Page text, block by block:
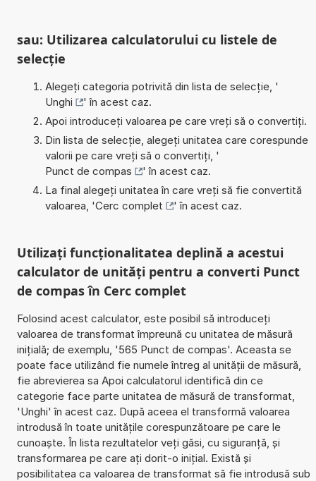
sau: Utilizarea calculatorului cu listele de
selecție
Alegeți categoria potrivită din lista de selecție, '
Unghi
' în acest caz.
Apoi introduceți valoarea pe care vreți să o convertiți.
Din lista de selecție, alegeți unitatea care corespunde
valorii pe care vreți să o convertiți, '
Punct de compas
' în acest caz.
La final alegeți unitatea în care vreți să fie convertită
valoarea, 'Cerc complet ' în acest caz.
Utilizați funcționalitatea deplină a acestui
calculator de unități pentru a converti Punct
de compas în Cerc complet
Folosind acest calculator, este posibil să introduceți
valoarea de transformat împreună cu unitatea de măsură
inițială; de exemplu, '565 Punct de compas'. Aceasta se
poate face utilizând fie numele întreg al unității de măsură,
fie abrevierea sa Apoi calculatorul identifică din ce
categorie face parte unitatea de măsură de transformat,
'Unghi' în acest caz. După aceea el transformă valoarea
introdusă în toate unitățile corespunzătoare pe care le
cunoaște. În lista rezultatelor veți găsi, cu siguranță, și
transformarea pe care ați dorit-o inițial. Există și
posibilitatea ca valoarea de transformat să fie introdusă sub